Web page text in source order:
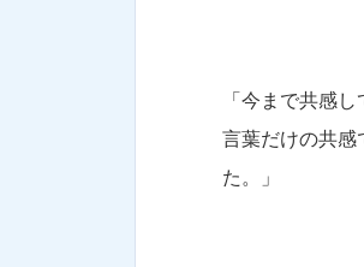
「今まで共感
言葉だけの共感
た。」